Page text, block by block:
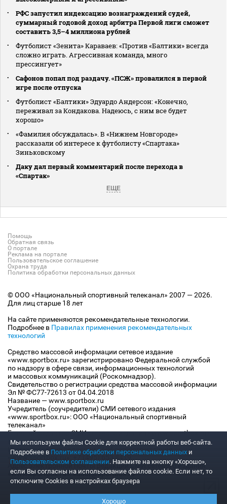
РФС запустил индексацию вознаграждений судей,
суммарный годовой доход арбитра Первой лиги сможет
составить 3,5–4 миллиона рублей
Футболист «Зенита» Караваев: «Против «Балтики» всегда
сложно играть. Агрессивная команда, много
прессингует»
Сафонов попал под раздачу. «ПСЖ» провалился в первой
игре после отпуска
Футболист «Балтики» Эдуардо Андерсон: «Конечно,
переживал за Кондакова. Надеюсь, с ним все будет
хорошо»
«Фамилия обсуждалась». В «Нижнем Новгороде»
рассказали об интересе к футболисту «Спартака»
Зиньковскому
Даку дал первый комментарий после перехода в
«Спартак»
ЕЩЕ
Помощь
Обратная связь
О портале
Реклама на портале
Пользовательское соглашение
Охрана труда
Политика обработки персональных данных
© ООО «Национальный спортивный телеканал» 2007 — 2026.
Для лиц старше 18 лет
На сайте применяются рекомендательные технологии.
Подробнее в Правилах применения рекомендательных
технологий
Средство массовой информации сетевое издание
«www.sportbox.ru» зарегистрировано Федеральной службой
по надзору в сфере связи, информационных технологий
и массовых коммуникаций (Роскомнадзор).
Свидетельство о регистрации средства массовой информации
Эл № ФС77-72613 от 04.04.2018
Название — www.sportbox.ru
Учредитель (соучредители) СМИ сетевого издания
«www.sportbox.ru»: ООО «Национальный спортивный
телеканал»
Главный редактор СМИ сетевого издания «www.sportbox.ru»:
Конов В.А.
Номер телефона редакции СМИ сетевого издания
«www.sportbox.ru»: +7 (495) 653 8419
Адрес электронной почты редакции СМИ сетевого издания
«www.sportbox.ru»: editor@sportbox.ru
Мы используем файлы Сookie для корректной работы веб-сайта.
Подробнее в Политике обработки персональных данных и
Пользовательском соглашении. Нажмите на кнопку «Хорошо»,
если Вы согласны на использование файлов cookie. Если нет, то
отключите Cookies в настройках браузера
Хорошо